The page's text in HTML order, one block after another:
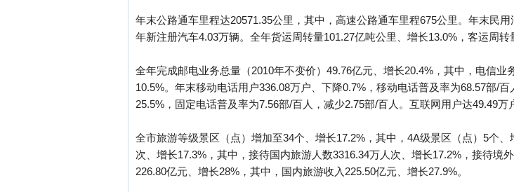
年末公路通车里程达20571.35公里，其中，高速公路通车里程675公里。年末民
年新注册汽车4.03万辆。全年货运周转量101.27亿吨公里、增长13.0%，客运周转
全年完成邮电业务总量（2010年不变价）49.76亿元、增长20.4%，其中，电信
10.5%。年末移动电话用户336.08万户、下降0.7%，移动电话普及率为68.57部/
25.5%，固定电话普及率为7.56部/百人，减少2.75部/百人。互联网用户达49.49万
全市旅游等级景区（点）增加至34个、增长17.2%，其中，4A级景区（点）5个
次、增长17.3%，其中，接待国内旅游人数3316.34万人次、增长17.2%，接待境
226.80亿元、增长28%，其中，国内旅游收入225.50亿元、增长27.9%。